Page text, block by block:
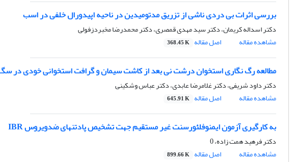
بررسی اثرات بی دردی ناشی از تزریق مدتومیدین در ناحیه اپیدورال خلفی در اسب
دکتر اسداله کریمان، دکتر سید مهدی قمصری، دکتر محمدرضا مخبردزفولی
مشاهده مقاله
اصل مقاله 368.45 K
مطالعه رگ نگاری استخوان درشت نی بعد از کاشت سیمان و گرافت استخوانی خودی در
دکتر داود شریفی، دکتر غلامرضا عابدی، دکتر عباس وشکینی
مشاهده مقاله
اصل مقاله 645.91 K
به کارگیری آزمون ایمنوفلئورسنت غیر مستقیم جهت تشخیص پادتنهای ضدویروس IBR
دکتر فرهید همت زاده، 0
مشاهده مقاله
اصل مقاله 899.66 K